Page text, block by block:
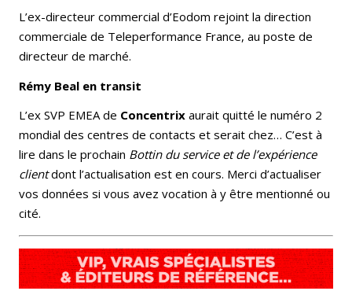
L’ex-directeur commercial d’Eodom rejoint la direction
commerciale de Teleperformance France, au poste de
directeur de marché.
Rémy Beal en transit
L’ex SVP EMEA de Concentrix aurait quitté le numéro 2
mondial des centres de contacts et serait chez… C’est à
lire dans le prochain Bottin du service et de l’expérience
clientdont l’actualisation est en cours. Merci d’actualiser
vos données si vous avez vocation à y être mentionné ou
cité.